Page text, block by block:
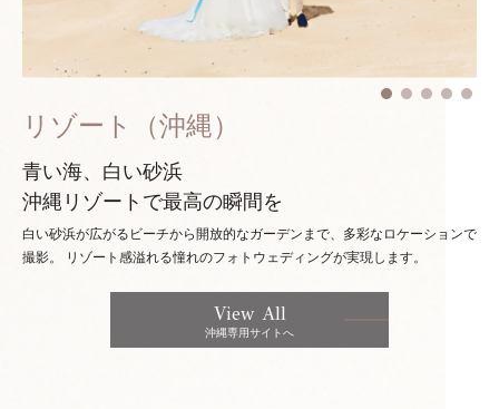
リゾート（沖縄）
青い海、白い砂浜
沖縄リゾートで最高の瞬間を
白い砂浜が広がるビーチから開放的なガーデンまで、多彩なロケーションで
撮影。
リゾート感溢れる憧れのフォトウェディングが実現します。
View All
沖縄専用サイトへ